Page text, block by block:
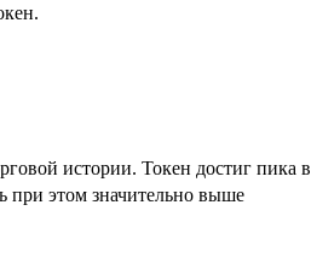
истории. Токен достиг пика в
при этом значительно выше